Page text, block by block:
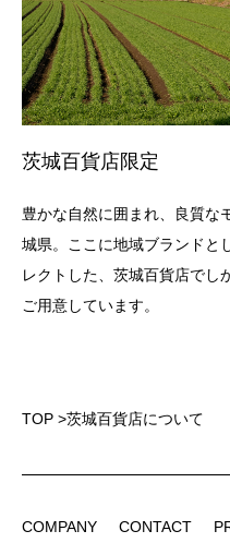
茨城百貨店限定
豊かな自然に囲まれ、良質な
城県。ここに地域ブランドと
レクトした、茨城百貨店でし
ご用意しています。
TOP >茨城百貨店について
COMPANY
CONTACT